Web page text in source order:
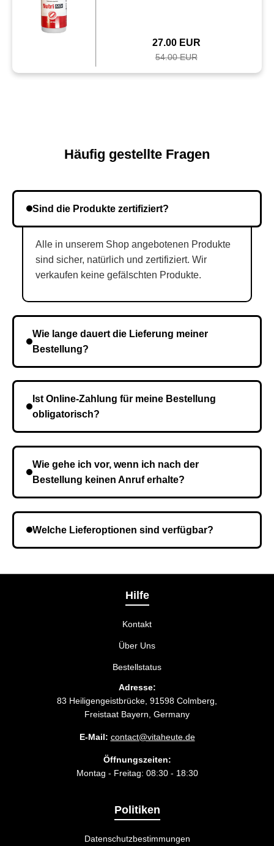
27.00 EUR
54.00 EUR
Häufig gestellte Fragen
Sind die Produkte zertifiziert?
Alle in unserem Shop angebotenen Produkte
sind sicher, natürlich und zertifiziert. Wir
verkaufen keine gefälschten Produkte.
Wie lange dauert die Lieferung meiner
Bestellung?
Kurierdienst und die Zeit hängt davon ab.
Ist Online-Zahlung für meine Bestellung
obligatorisch?
Wie gehe ich vor, wenn ich nach der
Bestellung keinen Anruf erhalte?
und wiederholen Sie gegebenenfalls die Bestellung.
Welche Lieferoptionen sind verfügbar?
Liefermethode wählen, die am besten zu Ihnen
Hilfe
Kontakt
Über Uns
Bestellstatus
Adresse:
83 Heiligengeistbrücke, 91598 Colmberg,
Freistaat Bayern, Germany
E-Mail: contact@vitaheute.de
Öffnungszeiten:
Montag - Freitag: 08:30 - 18:30
Politiken
Datenschutzbestimmungen